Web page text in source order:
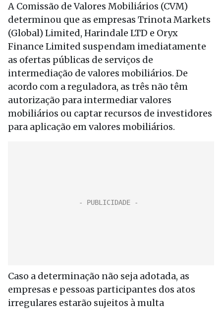
A Comissão de Valores Mobiliários (CVM)
determinou que as empresas Trinota Markets
(Global) Limited, Harindale LTD e Oryx
Finance Limited suspendam imediatamente
as ofertas públicas de serviços de
intermediação de valores mobiliários. De
acordo com a reguladora, as três não têm
autorização para intermediar valores
mobiliários ou captar recursos de investidores
para aplicação em valores mobiliários.
Caso a determinação não seja adotada, as
empresas e pessoas participantes dos atos
irregulares estarão sujeitos à multa